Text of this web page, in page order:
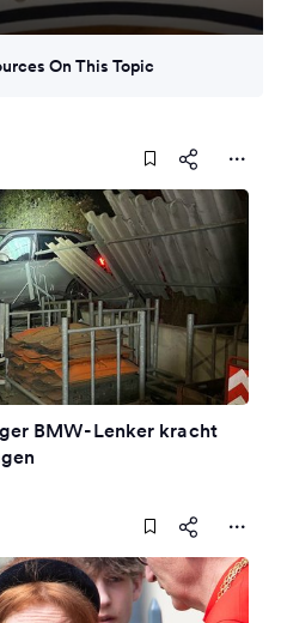
On This Topic
BMW-Lenker kracht